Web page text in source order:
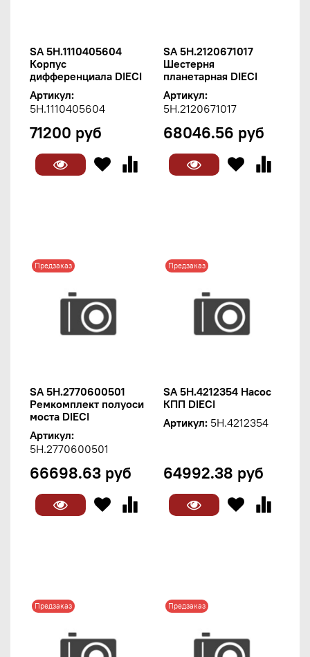
SA 5H.1110405604
Корпус
дифференциала DIECI
Артикул:
5H.1110405604
71200 руб
SA 5H.2120671017
Шестерня
планетарная DIECI
Артикул:
5H.2120671017
68046.56 руб
Предзаказ
SA 5H.2770600501
Ремкомплект полуоси
моста DIECI
Артикул:
5H.2770600501
66698.63 руб
Предзаказ
SA 5H.4212354 Насос
КПП DIECI
Артикул: 5H.4212354
64992.38 руб
Предзаказ Предзаказ